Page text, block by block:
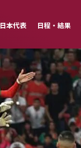
日本代表 日程・結果